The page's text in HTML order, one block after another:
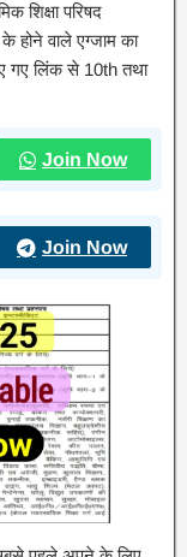
शिक्षा परिषद
होने वाले एग्जाम का
गए लिंक से 10th तथा
Join Now
Join Now